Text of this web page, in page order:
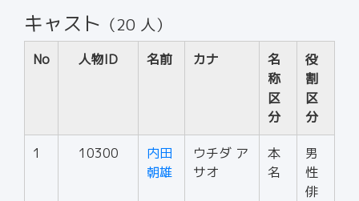
キャスト （20 人）
No 人物ID 名前 カナ
名
称
区
分
役
割
区
分
1 10300
内田
朝雄
ウチダ ア
サオ
本
名
男
性
俳